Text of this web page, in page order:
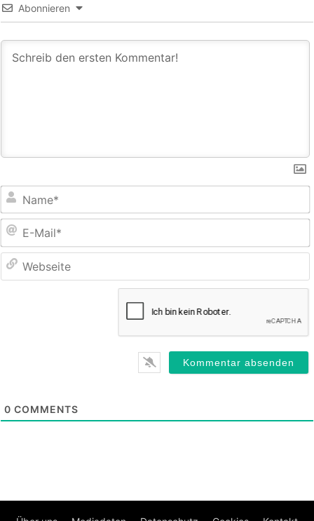
Abonnieren
0 COMMENTS